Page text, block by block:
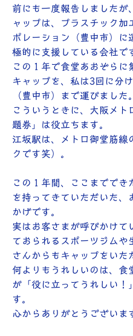
前にも一度報告しましたが
ャップは、プラスチック加
ポレーション（豊中市）に
極的に支援している会社で
この１年で食堂あおぞらに
キャップを、私は3回に分
（豊中市）まで運びました。
こういうときに、大阪メ
題券」は役立ちます。
江坂駅は、メトロ御堂筋線
クです笑）。
この１年間、ここまでで
を持ってきていただいた、
かげです。
実はお客さまが呼びかけて
ておられるスポーツジムや
さんからもキャップをいた
何よりもうれしいのは、食
が「役に立ってうれしい！
す。
心からありがとうございま